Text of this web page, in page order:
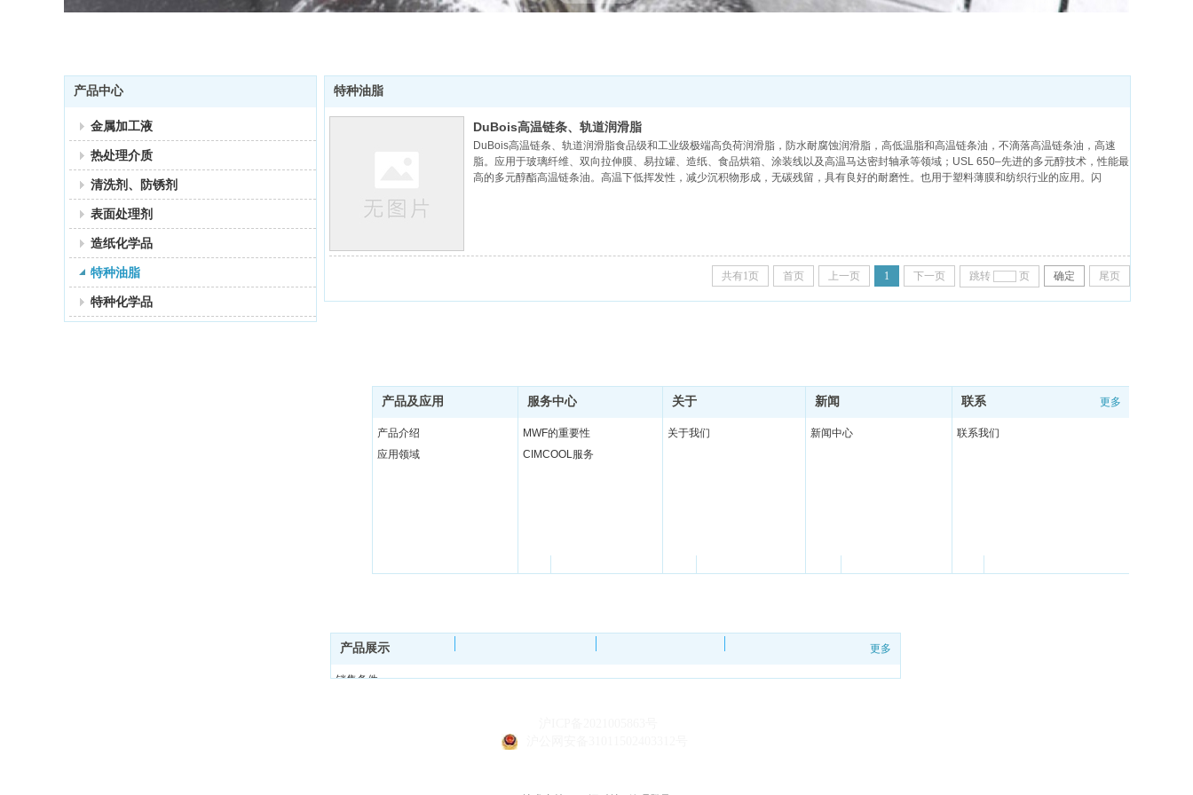
产品中心
金属加工液
热处理介质
清洗剂、防锈剂
表面处理剂
造纸化学品
特种油脂
特种化学品
特种油脂
DuBois高温链条、轨道润滑脂
DuBois高温链条、轨道润滑脂食品级和工业级极端高负荷润滑脂，防水耐腐蚀润滑脂，高低温脂和高温链条油，不滴落高温链条油，高速
脂。应用于玻璃纤维、双向拉伸膜、易拉罐、造纸、食品烘箱、涂装线以及高温马达密封轴承等领域；USL 650–先进的多元醇技术，性能最
高的多元醇酯高温链条油。高温下低挥发性，减少沉积物形成，无碳残留，具有良好的耐磨性。也用于塑料薄膜和纺织行业的应用。闪
共有1页 首页 上一页 1 下一页 跳转 页 确定 尾页
产品及应用 更多
产品介绍
应用领域
服务中心 更多
MWF的重要性
CIMCOOL服务
关于 更多
关于我们
新闻 更多
新闻中心
联系 更多
联系我们
产品展示 更多
销售条件